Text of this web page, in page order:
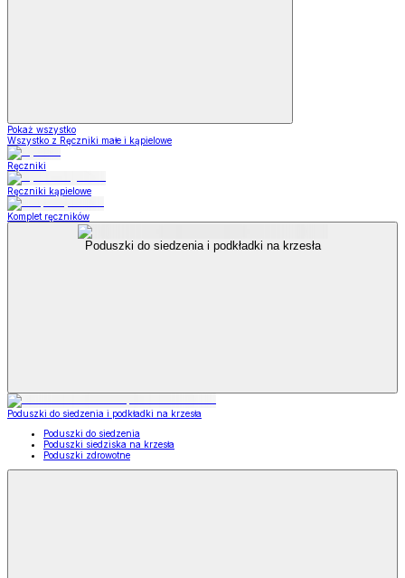
Pokaż wszystko
Wszystko z Ręczniki małe i kąpielowe
Ręczniki
Ręczniki kąpielowe
Komplet ręczników
Poduszki do siedzenia i podkładki na krzesła
Poduszki do siedzenia i podkładki na krzesła
Poduszki do siedzenia
Poduszki siedziska na krzesła
Poduszki zdrowotne